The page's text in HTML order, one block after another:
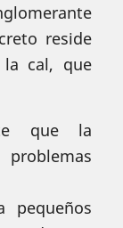
reside
la cal, que
que la
pequeños